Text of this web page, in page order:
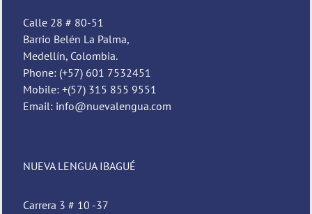
Calle 28 # 80-51
Barrio Belén La Palma,
Medellín, Colombia.
Phone: (+57) 601 7532451
Mobile: +(57) 315 855 9551
Email: info@nuevalengua.com
NUEVA LENGUA IBAGUÉ
Carrera 3 # 10 -37